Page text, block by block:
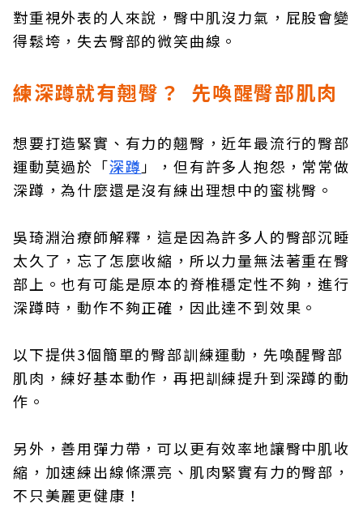
對重視外表的人來說，臀中肌沒力氣，屁股會變
得鬆垮，失去臀部的微笑曲線。
練深蹲就有翹臀？ 先喚醒臀部肌肉
想要打造緊實、有力的翹臀，近年最流行的臀部
運動莫過於「深蹲 」，但有許多人抱怨，常常做
深蹲，為什麼還是沒有練出理想中的蜜桃臀。
吳琦淵治療師解釋，這是因為許多人的臀部沉睡
太久了，忘了怎麼收縮，所以力量無法著重在臀
部上。也有可能是原本的脊椎穩定性不夠，進行
深蹲時，動作不夠正確，因此達不到效果。
以下提供3個簡單的臀部訓練運動，先喚醒臀部
肌肉，練好基本動作，再把訓練提升到深蹲的動
作。
另外，善用彈力帶，可以更有效率地讓臀中肌收
縮，加速練出線條漂亮、肌肉緊實有力的臀部，
不只美麗更健康！